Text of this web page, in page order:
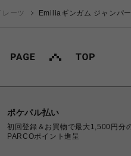
ーツ Emiliaギンガム ジャンパ
ポケパル払い
初回登録＆お買物で最大1,500円分
PARCOポイント進呈